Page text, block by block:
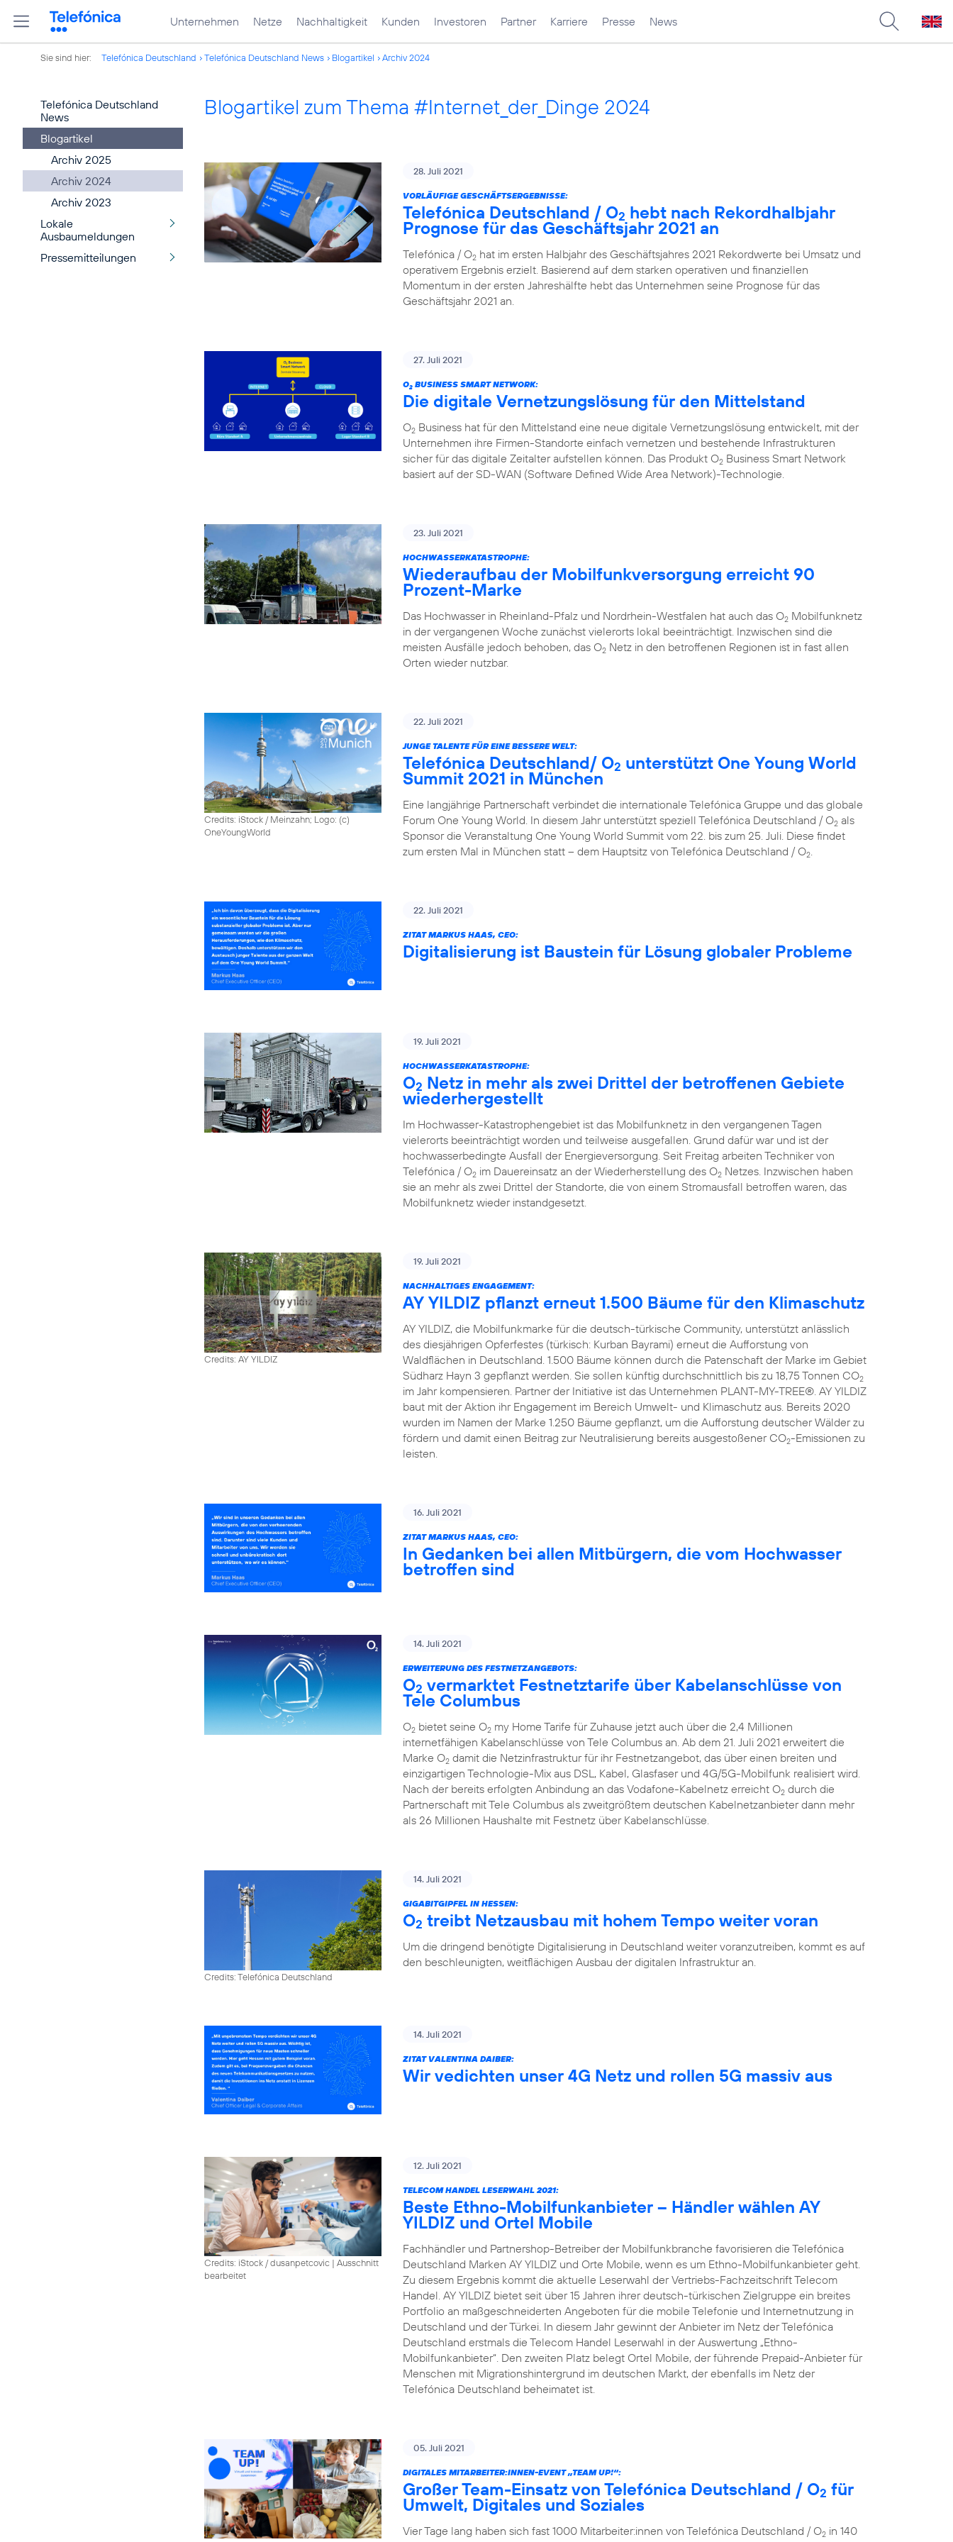
Unternehmen Netze Nachhaltigkeit Kunden Investoren Partner Karriere Presse News
Sie sind hier: Telefónica Deutschland Telefónica Deutschland News Blogartikel Archiv 2024
Telefónica Deutschland
News
Blogartikel
Archiv 2025
Archiv 2024
Archiv 2023
Lokale
Ausbaumeldungen
Pressemitteilungen
Blogartikel zum Thema #Internet_der_Dinge 2024
28. Juli 2021
VORLÄUFIGE GESCHÄFTSERGEBNISSE:
Telefónica Deutschland / O2 hebt nach Rekordhalbjahr
Prognose für das Geschäftsjahr 2021 an
Telefónica / O2 hat im ersten Halbjahr des Geschäftsjahres 2021 Rekordwerte bei Umsatz und
operativem Ergebnis erzielt. Basierend auf dem starken operativen und finanziellen
Momentum in der ersten Jahreshälfte hebt das Unternehmen seine Prognose für das
Geschäftsjahr 2021 an.
27. Juli 2021
O2 BUSINESS SMART NETWORK:
Die digitale Vernetzungslösung für den Mittelstand
O2 Business hat für den Mittelstand eine neue digitale Vernetzungslösung entwickelt, mit der
Unternehmen ihre Firmen-Standorte einfach vernetzen und bestehende Infrastrukturen
sicher für das digitale Zeitalter aufstellen können. Das Produkt O2 Business Smart Network
basiert auf der SD-WAN (Software Defined Wide Area Network)-Technologie.
23. Juli 2021
HOCHWASSERKATASTROPHE:
Wiederaufbau der Mobilfunkversorgung erreicht 90
Prozent-Marke
Das Hochwasser in Rheinland-Pfalz und Nordrhein-Westfalen hat auch das O2 Mobilfunknetz
in der vergangenen Woche zunächst vielerorts lokal beeinträchtigt. Inzwischen sind die
meisten Ausfälle jedoch behoben, das O2 Netz in den betroffenen Regionen ist in fast allen
Orten wieder nutzbar.
Credits: iStock / Meinzahn; Logo: (c)
OneYoungWorld
22. Juli 2021
JUNGE TALENTE FÜR EINE BESSERE WELT:
Telefónica Deutschland/ O2 unterstützt One Young World
Summit 2021 in München
Eine langjährige Partnerschaft verbindet die internationale Telefónica Gruppe und das globale
Forum One Young World. In diesem Jahr unterstützt speziell Telefónica Deutschland / O2 als
Sponsor die Veranstaltung One Young World Summit vom 22. bis zum 25. Juli. Diese findet
zum ersten Mal in München statt – dem Hauptsitz von Telefónica Deutschland / O2.
22. Juli 2021
ZITAT MARKUS HAAS, CEO:
Digitalisierung ist Baustein für Lösung globaler Probleme
19. Juli 2021
HOCHWASSERKATASTROPHE:
O2 Netz in mehr als zwei Drittel der betroffenen Gebiete
wiederhergestellt
Im Hochwasser-Katastrophengebiet ist das Mobilfunknetz in den vergangenen Tagen
vielerorts beeinträchtigt worden und teilweise ausgefallen. Grund dafür war und ist der
hochwasserbedingte Ausfall der Energieversorgung. Seit Freitag arbeiten Techniker von
Telefónica / O2 im Dauereinsatz an der Wiederherstellung des O2 Netzes. Inzwischen haben
sie an mehr als zwei Drittel der Standorte, die von einem Stromausfall betroffen waren, das
Mobilfunknetz wieder instandgesetzt.
Credits: AY YILDIZ
19. Juli 2021
NACHHALTIGES ENGAGEMENT:
AY YILDIZ pflanzt erneut 1.500 Bäume für den Klimaschutz
AY YILDIZ, die Mobilfunkmarke für die deutsch-türkische Community, unterstützt anlässlich
des diesjährigen Opferfestes (türkisch: Kurban Bayrami) erneut die Aufforstung von
Waldflächen in Deutschland. 1.500 Bäume können durch die Patenschaft der Marke im Gebiet
Südharz Hayn 3 gepflanzt werden. Sie sollen künftig durchschnittlich bis zu 18,75 Tonnen CO2
im Jahr kompensieren. Partner der Initiative ist das Unternehmen PLANT-MY-TREE®. AY YILDIZ
baut mit der Aktion ihr Engagement im Bereich Umwelt- und Klimaschutz aus. Bereits 2020
wurden im Namen der Marke 1.250 Bäume gepflanzt, um die Aufforstung deutscher Wälder zu
fördern und damit einen Beitrag zur Neutralisierung bereits ausgestoßener CO2-Emissionen zu
leisten.
16. Juli 2021
ZITAT MARKUS HAAS, CEO:
In Gedanken bei allen Mitbürgern, die vom Hochwasser
betroffen sind
14. Juli 2021
ERWEITERUNG DES FESTNETZANGEBOTS:
O2 vermarktet Festnetztarife über Kabelanschlüsse von
Tele Columbus
O2 bietet seine O2 my Home Tarife für Zuhause jetzt auch über die 2,4 Millionen
internetfähigen Kabelanschlüsse von Tele Columbus an. Ab dem 21. Juli 2021 erweitert die
Marke O2 damit die Netzinfrastruktur für ihr Festnetzangebot, das über einen breiten und
einzigartigen Technologie-Mix aus DSL, Kabel, Glasfaser und 4G/5G-Mobilfunk realisiert wird.
Nach der bereits erfolgten Anbindung an das Vodafone-Kabelnetz erreicht O2 durch die
Partnerschaft mit Tele Columbus als zweitgrößtem deutschen Kabelnetzanbieter dann mehr
als 26 Millionen Haushalte mit Festnetz über Kabelanschlüsse.
Credits: Telefónica Deutschland
14. Juli 2021
GIGABITGIPFEL IN HESSEN:
O2 treibt Netzausbau mit hohem Tempo weiter voran
Um die dringend benötigte Digitalisierung in Deutschland weiter voranzutreiben, kommt es auf
den beschleunigten, weitflächigen Ausbau der digitalen Infrastruktur an.
14. Juli 2021
ZITAT VALENTINA DAIBER:
Wir vedichten unser 4G Netz und rollen 5G massiv aus
Credits: iStock / dusanpetcovic | Ausschnitt
bearbeitet
12. Juli 2021
TELECOM HANDEL LESERWAHL 2021:
Beste Ethno-Mobilfunkanbieter – Händler wählen AY
YILDIZ und Ortel Mobile
Fachhändler und Partnershop-Betreiber der Mobilfunkbranche favorisieren die Telefónica
Deutschland Marken AY YILDIZ und Orte Mobile, wenn es um Ethno-Mobilfunkanbieter geht.
Zu diesem Ergebnis kommt die aktuelle Leserwahl der Vertriebs-Fachzeitschrift Telecom
Handel. AY YILDIZ bietet seit über 15 Jahren ihrer deutsch-türkischen Zielgruppe ein breites
Portfolio an maßgeschneiderten Angeboten für die mobile Telefonie und Internetnutzung in
Deutschland und der Türkei. In diesem Jahr gewinnt der Anbieter im Netz der Telefónica
Deutschland erstmals die Telecom Handel Leserwahl in der Auswertung „Ethno-
Mobilfunkanbieter“. Den zweiten Platz belegt Ortel Mobile, der führende Prepaid-Anbieter für
Menschen mit Migrationshintergrund im deutschen Markt, der ebenfalls im Netz der
Telefónica Deutschland beheimatet ist.
05. Juli 2021
DIGITALES MITARBEITER:INNEN-EVENT „TEAM UP!“:
Großer Team-Einsatz von Telefónica Deutschland / O2 für
Umwelt, Digitales und Soziales
Vier Tage lang haben sich fast 1000 Mitarbeiter:innen von Telefónica Deutschland / O2 in 140